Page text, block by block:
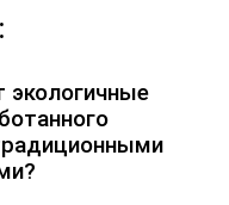
экологичные